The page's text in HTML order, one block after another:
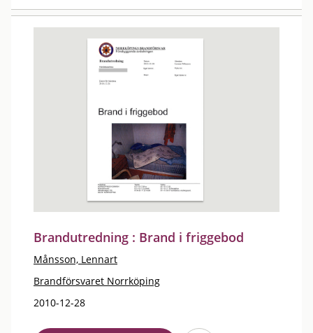
Brandutredning : Brand i friggebod
Månsson, Lennart
Brandförsvaret Norrköping
2010-12-28